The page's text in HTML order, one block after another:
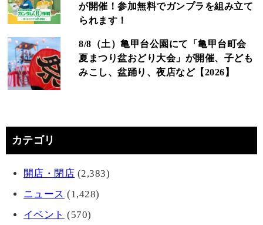
が開催！参加無料でガンプラを組み立て
られます！
8/8（土）亀甲台公園にて「亀甲台町会
夏まつり盆おどり大会」が開催、子ども
みこし、盆踊り、夜店など【2026】
カテゴリ
開店・閉店 (2,383)
ニュース (1,428)
イベント (570)